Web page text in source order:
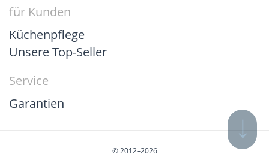
für Kunden
Küchenpflege
Unsere Top-Seller
Service
Garantien
© 2012–2026